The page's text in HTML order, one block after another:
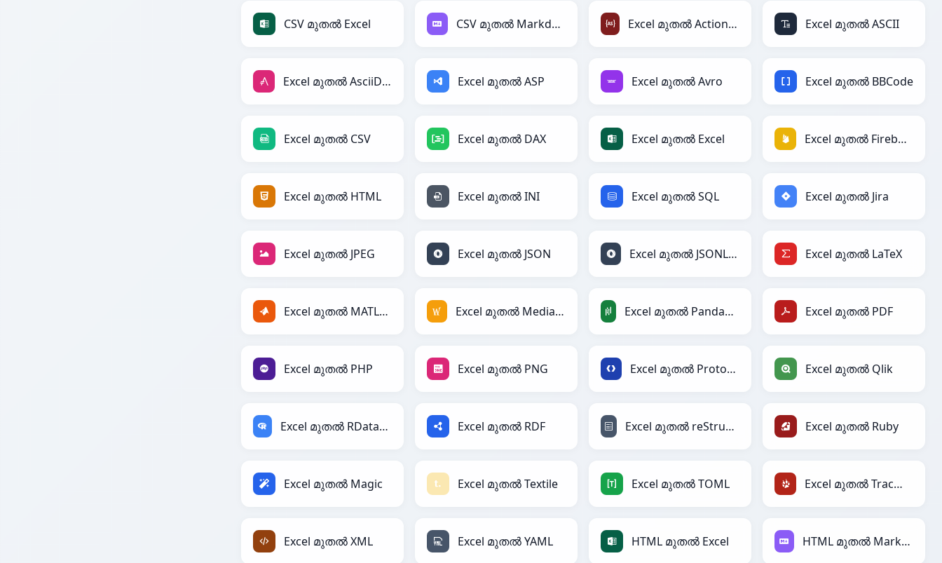
CSV മുതൽ Excel CSV മുതൽ Markdown Excel മുതൽ ActionScript Excel മുതൽ ASCII
Excel മുതൽ AsciiDoc Excel മുതൽ ASP Excel മുതൽ Avro Excel മുതൽ BBCode
Excel മുതൽ CSV Excel മുതൽ DAX Excel മുതൽ Excel Excel മുതൽ Firebase
Excel മുതൽ HTML Excel മുതൽ INI Excel മുതൽ SQL Excel മുതൽ Jira
Excel മുതൽ JPEG Excel മുതൽ JSON Excel മുതൽ JSONLines Excel മുതൽ LaTeX
Excel മുതൽ MATLAB Excel മുതൽ MediaWiki Excel മുതൽ PandasDataFrame Excel മുതൽ PDF
Excel മുതൽ PHP Excel മുതൽ PNG Excel മുതൽ Protobuf Excel മുതൽ Qlik
Excel മുതൽ RDataFrame Excel മുതൽ RDF Excel മുതൽ reStructuredText Excel മുതൽ Ruby
Excel മുതൽ Magic Excel മുതൽ Textile Excel മുതൽ TOML Excel മുതൽ TracWiki
Excel മുതൽ XML Excel മുതൽ YAML HTML മുതൽ Excel HTML മുതൽ Markdown